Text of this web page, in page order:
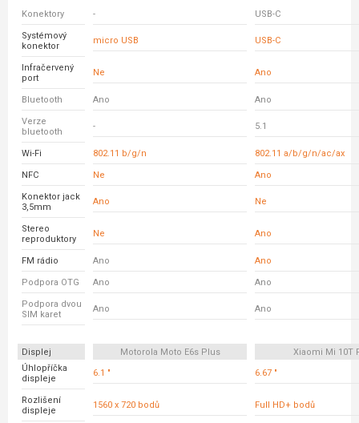
Konektory - USB-C
Systémový
konektor
micro USB USB-C
Infračervený
port
Ne Ano
Bluetooth Ano Ano
Verze
bluetooth
- 5.1
Wi-Fi 802.11 b/g/n 802.11 a/b/g/n/ac/ax
NFC Ne Ano
Konektor jack
3,5mm
Ano Ne
Stereo
reproduktory
Ne Ano
FM rádio Ano Ano
Podpora OTG Ano Ano
Podpora dvou
SIM karet
Ano Ano
Displej Motorola Moto E6s Plus
Xiaomi Mi 10T
Úhlopříčka
displeje
6.1 " 6.67 "
Rozlišení
displeje
1560 x 720 bodů Full HD+ bodů